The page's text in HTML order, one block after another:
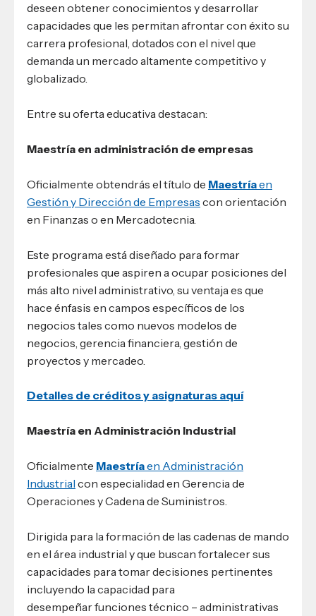
deseen obtener conocimientos y desarrollar
capacidades que les permitan afrontar con éxito su
carrera profesional, dotados con el nivel que
demanda un mercado altamente competitivo y
globalizado.
Entre su oferta educativa destacan:
Maestría en administración de empresas
Oficialmente obtendrás el título de Maestríaen
Gestión y Dirección de Empresas con orientación
en Finanzas o en Mercadotecnia.
Este programa está diseñado para formar
profesionales que aspiren a ocupar posiciones del
más alto nivel administrativo, su ventaja es que
hace énfasis en campos específicos de los
negocios tales como nuevos modelos de
negocios, gerencia financiera, gestión de
proyectos y mercadeo.
Detalles de créditos y asignaturas aquí
Maestría en Administración Industrial
Oficialmente Maestríaen Administración
Industrial con especialidad en Gerencia de
Operaciones y Cadena de Suministros.
Dirigida para la formación de las cadenas de mando
en el área industrial y que buscan fortalecer sus
capacidades para tomar decisiones pertinentes
incluyendo la capacidad para
desempeñar funciones técnico – administrativas